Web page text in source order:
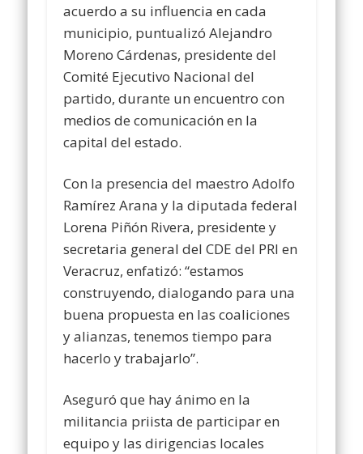
acuerdo a su influencia en cada
municipio, puntualizó Alejandro
Moreno Cárdenas, presidente del
Comité Ejecutivo Nacional del
partido, durante un encuentro con
medios de comunicación en la
capital del estado.
Con la presencia del maestro Adolfo
Ramírez Arana y la diputada federal
Lorena Piñón Rivera, presidente y
secretaria general del CDE del PRI en
Veracruz, enfatizó: “estamos
construyendo, dialogando para una
buena propuesta en las coaliciones
y alianzas, tenemos tiempo para
hacerlo y trabajarlo”.
Aseguró que hay ánimo en la
militancia priista de participar en
equipo y las dirigencias locales